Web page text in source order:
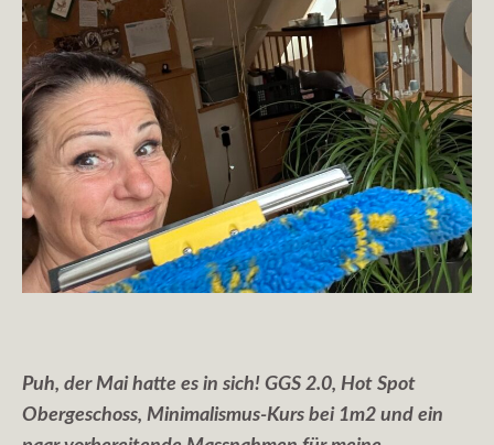
Puh, der Mai hatte es in sich! GGS 2.0, Hot Spot
Obergeschoss, Minimalismus-Kurs bei 1m2 und ein